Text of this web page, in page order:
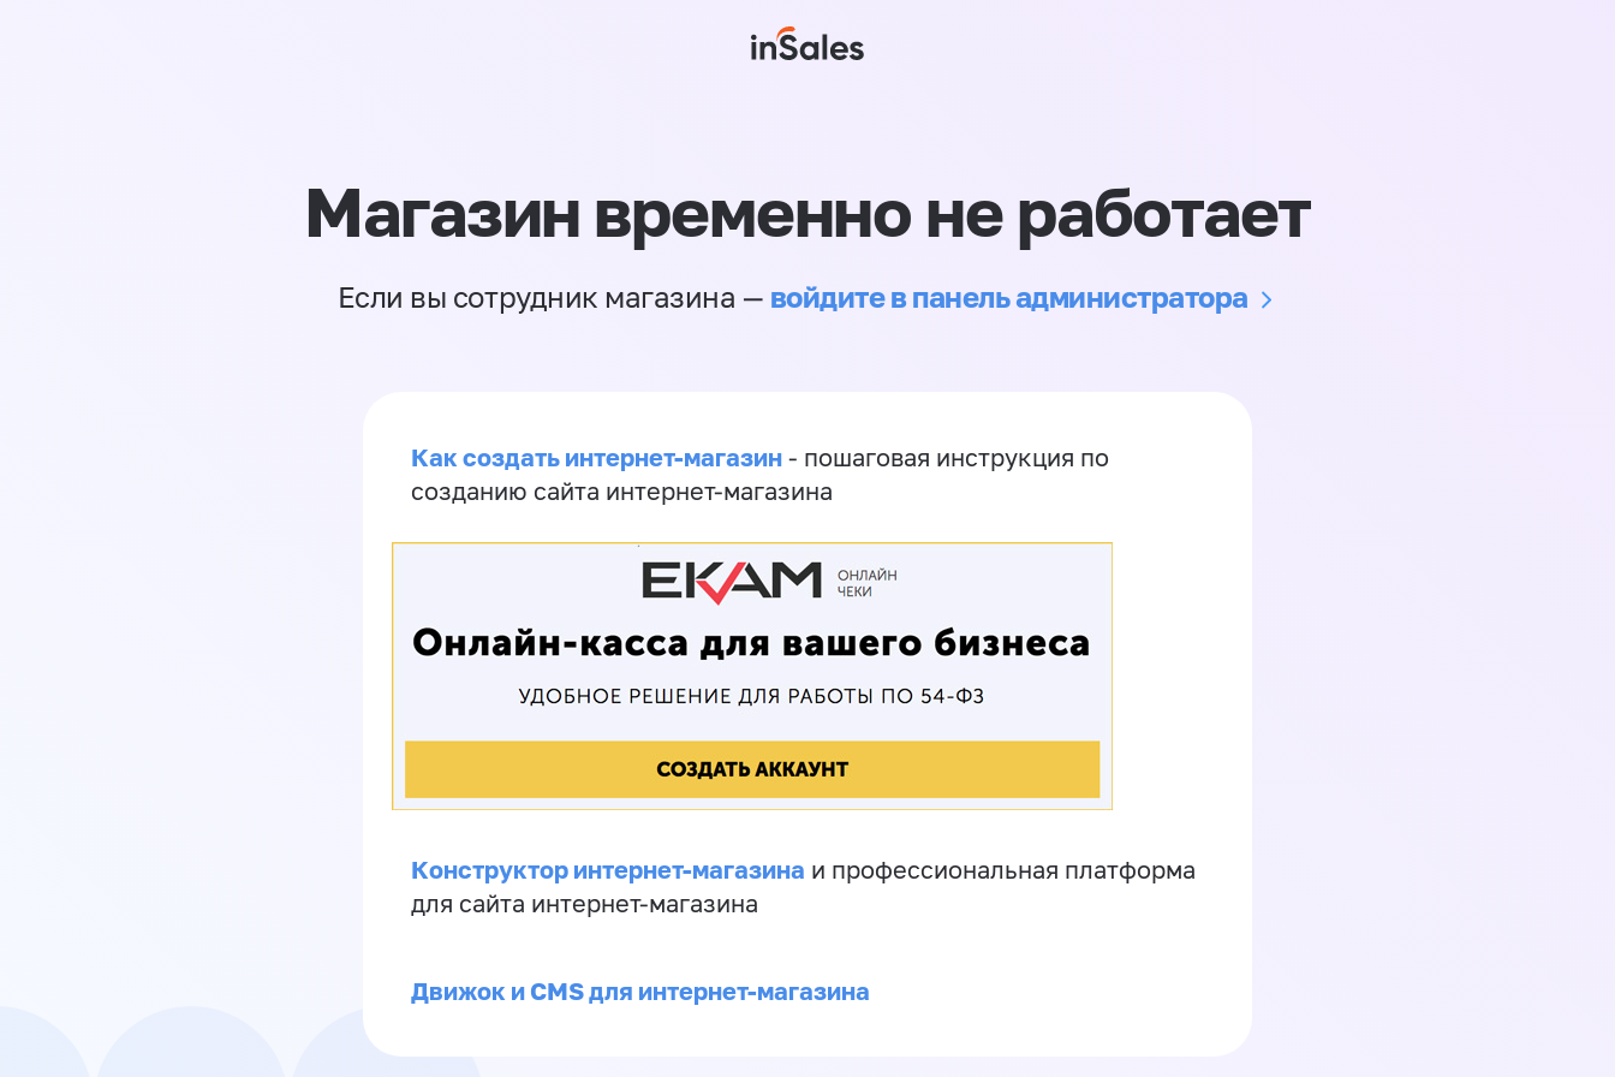
Магазин временно не работает
Если вы сотрудник магазина — войдите в панель администратора
Как создать интернет-магазин - пошаговая инструкция по
созданию сайта интернет-магазина
Конструктор интернет-магазина и профессиональная платформа
для сайта интернет-магазина
Движок и CMS для интернет-магазина